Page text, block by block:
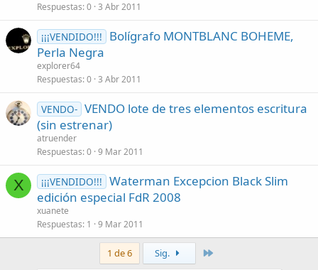
Respuestas 0 3 Abr 2011
¡¡¡VENDIDO!!!
Bolígrafo MONTBLANC BOHEME,
Perla Negra
explorer64
Respuestas 0 3 Abr 2011
VENDO- VENDO lote de tres elementos escritura
(sin estrenar)
atruender
Respuestas 0 9 Mar 2011
X ¡¡¡VENDIDO!!! Waterman Excepcion Black Slim
edición especial FdR 2008
xuanete
Respuestas 1 9 Mar 2011
1 de 6 Sig.